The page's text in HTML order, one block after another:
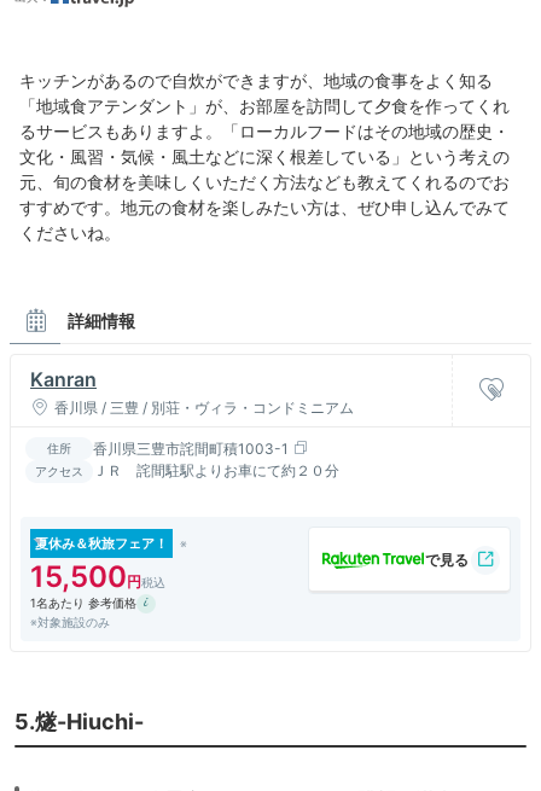
キッチンがあるので自炊ができますが、地域の食事をよく知る
「地域食アテンダント」が、お部屋を訪問して夕食を作ってくれ
るサービスもありますよ。「ローカルフードはその地域の歴史・
文化・風習・気候・風土などに深く根差している」という考えの
元、旬の食材を美味しくいただく方法なども教えてくれるのでお
すすめです。地元の食材を楽しみたい方は、ぜひ申し込んでみて
くださいね。
詳細情報
Kanran
香川県 / 三豊 / 別荘・ヴィラ・コンドミニアム
住所 香川県三豊市詫間町積1003-1
アクセス ＪＲ 詫間駐駅よりお車にて約２０分
夏休み＆秋旅フェア！
15,500
1名あたり 参考価格
※対象施設のみ
5.燧-Hiuchi-